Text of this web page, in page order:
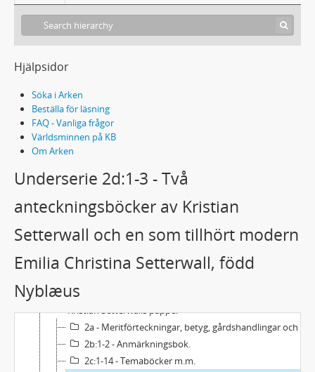
Hjälpsidor
Söka i Arken
Beställa för läsning
FAQ - Vanliga frågor
Världsminnen på KB
Om Arken
Underserie 2d:1-3 - Två
anteckningsböcker av Kristian
Setterwall och en som tillhört modern
Emilia Christina Setterwall, född
NyblæusBrevsamlingar
Kristian Setterwalls papper
2a - Meritförteckningar, betyg, gårdshandlingar och andra biographica
2b:1-2 - Anmärkningsbok.
2c:1-14 - Temaböcker m.m.